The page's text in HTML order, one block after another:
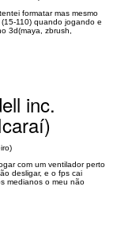
formatar mas mesmo
110) quando jogando e
3d(maya, zbrush,
inc.
com um ventilador perto
desligar, e o fps cai
medianos o meu não